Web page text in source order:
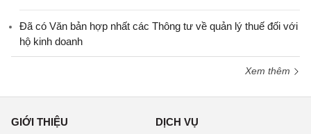
Đã có Văn bản hợp nhất các Thông tư về quản lý thuế đối với
hộ kinh doanh
Xem thêm
GIỚI THIỆU DỊCH VỤ